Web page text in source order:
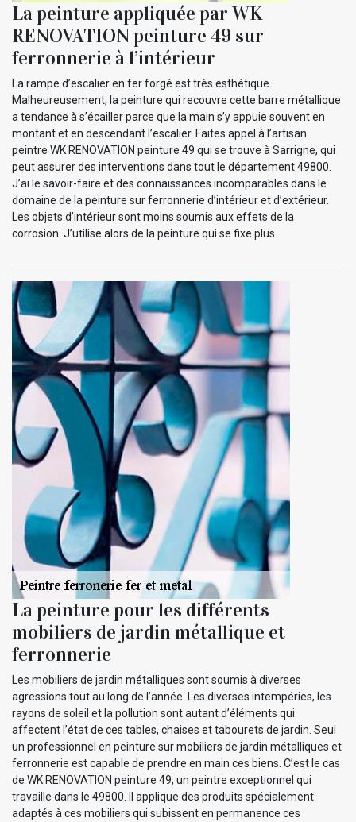
La peinture appliquée par WK
RENOVATION peinture 49 sur
ferronnerie à l’intérieur
La rampe d’escalier en fer forgé est très esthétique.
Malheureusement, la peinture qui recouvre cette barre métallique
a tendance à s’écailler parce que la main s’y appuie souvent en
montant et en descendant l’escalier. Faites appel à l’artisan
peintre WK RENOVATION peinture 49 qui se trouve à Sarrigne, qui
peut assurer des interventions dans tout le département 49800.
J’ai le savoir-faire et des connaissances incomparables dans le
domaine de la peinture sur ferronnerie d’intérieur et d’extérieur.
Les objets d’intérieur sont moins soumis aux effets de la
corrosion. J’utilise alors de la peinture qui se fixe plus.
La peinture pour les différents
mobiliers de jardin métallique et
ferronnerie
Les mobiliers de jardin métalliques sont soumis à diverses
agressions tout au long de l’année. Les diverses intempéries, les
rayons de soleil et la pollution sont autant d’éléments qui
affectent l’état de ces tables, chaises et tabourets de jardin. Seul
un professionnel en peinture sur mobiliers de jardin métalliques et
ferronnerie est capable de prendre en main ces biens. C’est le cas
de WK RENOVATION peinture 49, un peintre exceptionnel qui
travaille dans le 49800. Il applique des produits spécialement
adaptés à ces mobiliers qui subissent en permanence ces